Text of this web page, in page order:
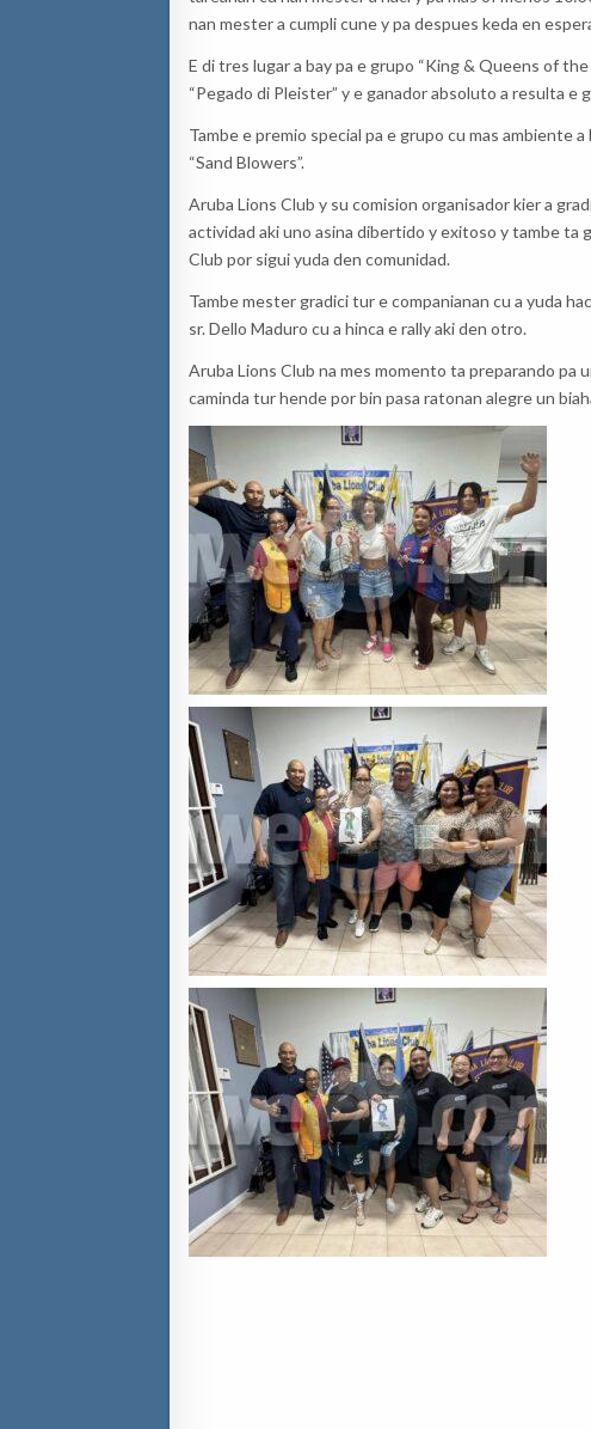
nan mester a cumpli cune y pa despues keda en
E di tres lugar a bay pa e grupo “King & Queens of
“Pegado di Pleister” y e ganador absoluto a resulta e
Tambe e premio special pa e grupo cu mas ambiente
“Sand Blowers”.
Aruba Lions Club y su comision organisador kier a
actividad aki uno asina dibertido y exitoso y tambe ta
Club por sigui yuda den comunidad.
Tambe mester gradici tur e companianan cu a yuda
sr. Dello Maduro cu a hinca e rally aki den otro.
Aruba Lions Club na mes momento ta preparando
caminda tur hende por bin pasa ratonan alegre un